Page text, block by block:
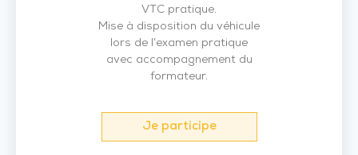
VTC pratique.
Mise à disposition du véhicule
lors de l’examen pratique
avec accompagnement du
formateur.
Je participe